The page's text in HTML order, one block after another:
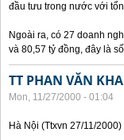
đầu tưu trong nước với
Ngoài ra, có 27 doanh
và 80,57 tỷ đồng, đây là
TT PHAN VĂN
Mon, 11/27/2000 - 01:04
Hà Nội (Ttxvn 27/11/2000)